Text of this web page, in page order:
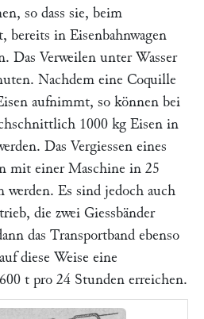
so dass sie, beim
bereits in Eisenbahnwagen
Das Verweilen unter Wasser
Nachdem eine Coquille
aufnimmt, so können bei
1000 kg Eisen in
Das Vergiessen eines
mit einer Maschine in 25
Es sind jedoch auch
die zwei Giessbänder
das Transportband ebenso
diese Weise eine
t pro 24 Stunden erreichen.